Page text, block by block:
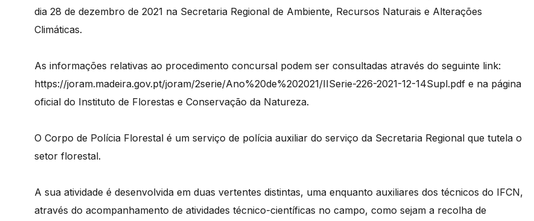
dia 28 de dezembro de 2021 na Secretaria Regional de Ambiente, Recursos Naturais e Alterações
Climáticas.
As informações relativas ao procedimento concursal podem ser consultadas através do seguinte link:
https://joram.madeira.gov.pt/joram/2serie/Ano%20de%202021/IISerie-226-2021-12-14Supl.pdf e na página
oficial do Instituto de Florestas e Conservação da Natureza.
O Corpo de Polícia Florestal é um serviço de polícia auxiliar do serviço da Secretaria Regional que tutela o
setor florestal.
A sua atividade é desenvolvida em duas vertentes distintas, uma enquanto auxiliares dos técnicos do IFCN,
através do acompanhamento de atividades técnico-científicas no campo, como sejam a recolha de